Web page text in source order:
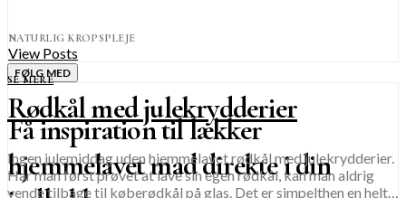
NATURLIG KROPSPLEJE
View Posts
FØLG MED
Få inspiration til lækker
hjemmelavet mad direkte i din
SE MERE
Rødkål med julekrydderier
Ingen julemiddag uden hjemmelavet rødkål med julekrydderier.
Har man først prøvet at lave sin egen rødkål, kan man aldrig
vende tilbage til køberødkål på glas. Det er simpelthen en helt…